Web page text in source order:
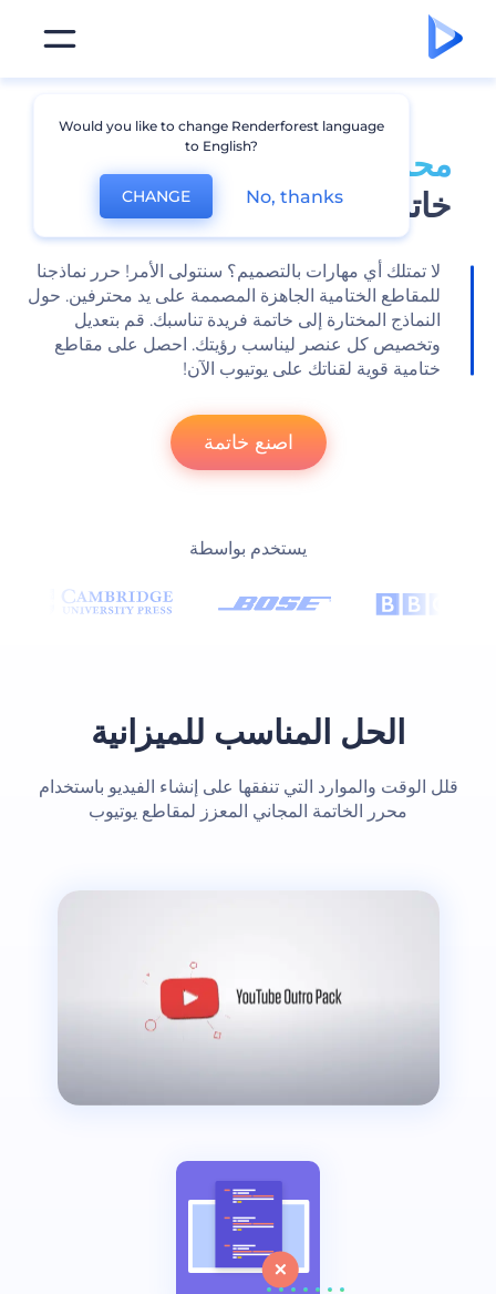
محرر خاتمة يوتيوبلإنشاء
خاتمة مخصصة
لا تمتلك أي مهارات بالتصميم؟ سنتولى الأمر! حرر نماذجنا
للمقاطع الختامية الجاهزة المصممة على يد محترفين. حول
النماذج المختارة إلى خاتمة فريدة تناسبك. قم بتعديل
وتخصيص كل عنصر ليناسب رؤيتك. احصل على مقاطع
ختامية قوية لقناتك على يوتيوب الآن!
اصنع خاتمة
يستخدم بواسطة
الحل المناسب للميزانية
قلل الوقت والموارد التي تنفقها على إنشاء الفيديو باستخدام
محرر الخاتمة المجاني المعزز لمقاطع يوتيوب
Would you like to change Renderforest language
to English?
CHANGE No, thanks